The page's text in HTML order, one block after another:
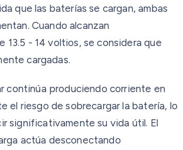
que las baterías se cargan, ambas
Cuando alcanzan
13.5 - 14 voltios, se considera que
cargadas.
continúa produciendo corriente en
el riesgo de sobrecargar la batería, lo
significativamente su vida útil. El
actúa desconectando